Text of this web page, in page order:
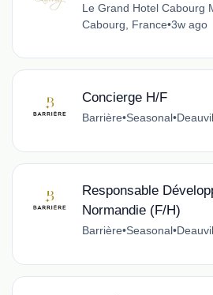
Le Grand Hotel Cabourg
Cabourg, France•3w ago
Concierge H/F
Barrière•Seasonal•
Responsable
Normandie (F/H)
Barrière•Seasonal•